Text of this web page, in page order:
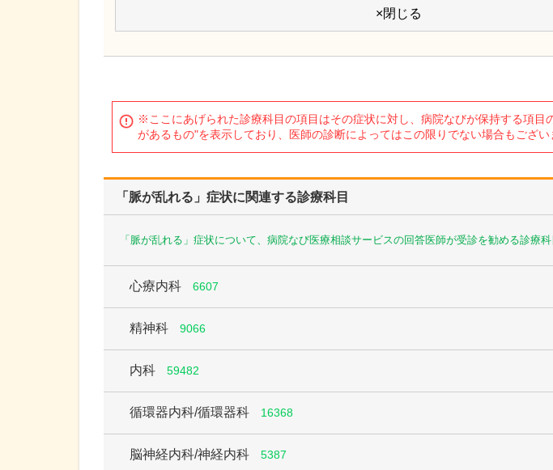
×閉じる
※ここにあげられた診療科目の項目はその症状に対し、病院なびが保持する項目
があるもの"を表示しており、医師の診断によってはこの限りでない場合もござい
「脈が乱れる」症状に関連する診療科目
「脈が乱れる」症状について、病院なび医療相談サービスの回答医師が受診を勧める診療
心療内科 6607
精神科 9066
内科 59482
循環器内科/循環器科 16368
脳神経内科/神経内科 5387